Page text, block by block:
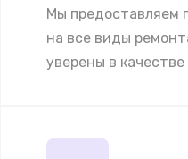
Мы предоставляем
на все виды
уверены в